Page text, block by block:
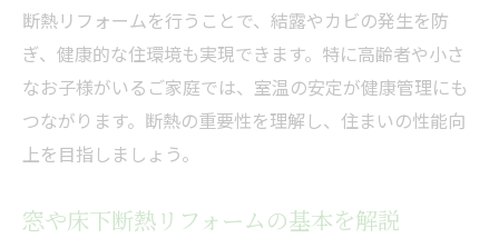
断熱リフォームが健康に与える影響とは
窓と床下の断熱で冷暖房効率アップ
断熱リフォーム方法別の効果と選び方
結露・カビ対策にも役立つ断熱リフォーム
断熱リフォームを行うことで、結露やカビの発生を防
ぎ、健康的な住環境も実現できます。特に高齢者や小さ
なお子様がいるご家庭では、室温の安定が健康管理にも
つながります。断熱の重要性を理解し、住まいの性能向
上を目指しましょう。
窓や床下断熱リフォームの基本を解説